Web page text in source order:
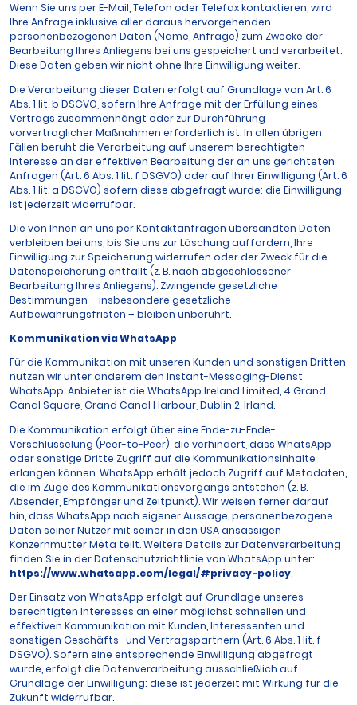
Wenn Sie uns per E-Mail, Telefon oder Telefax kontaktieren, wird
Ihre Anfrage inklusive aller daraus hervorgehenden
personenbezogenen Daten (Name, Anfrage) zum Zwecke der
Bearbeitung Ihres Anliegens bei uns gespeichert und verarbeitet.
Diese Daten geben wir nicht ohne Ihre Einwilligung weiter.
Die Verarbeitung dieser Daten erfolgt auf Grundlage von Art. 6
Abs. 1 lit. b DSGVO, sofern Ihre Anfrage mit der Erfüllung eines
Vertrags zusammenhängt oder zur Durchführung
vorvertraglicher Maßnahmen erforderlich ist. In allen übrigen
Fällen beruht die Verarbeitung auf unserem berechtigten
Interesse an der effektiven Bearbeitung der an uns gerichteten
Anfragen (Art. 6 Abs. 1 lit. f DSGVO) oder auf Ihrer Einwilligung (Art. 6
Abs. 1 lit. a DSGVO) sofern diese abgefragt wurde; die Einwilligung
ist jederzeit widerrufbar.
Die von Ihnen an uns per Kontaktanfragen übersandten Daten
verbleiben bei uns, bis Sie uns zur Löschung auffordern, Ihre
Einwilligung zur Speicherung widerrufen oder der Zweck für die
Datenspeicherung entfällt (z. B. nach abgeschlossener
Bearbeitung Ihres Anliegens). Zwingende gesetzliche
Bestimmungen – insbesondere gesetzliche
Aufbewahrungsfristen – bleiben unberührt.
Kommunikation via WhatsApp
Für die Kommunikation mit unseren Kunden und sonstigen Dritten
nutzen wir unter anderem den Instant-Messaging-Dienst
WhatsApp. Anbieter ist die WhatsApp Ireland Limited, 4 Grand
Canal Square, Grand Canal Harbour, Dublin 2, Irland.
Die Kommunikation erfolgt über eine Ende-zu-Ende-
Verschlüsselung (Peer-to-Peer), die verhindert, dass WhatsApp
oder sonstige Dritte Zugriff auf die Kommunikationsinhalte
erlangen können. WhatsApp erhält jedoch Zugriff auf Metadaten,
die im Zuge des Kommunikationsvorgangs entstehen (z. B.
Absender, Empfänger und Zeitpunkt). Wir weisen ferner darauf
hin, dass WhatsApp nach eigener Aussage, personenbezogene
Daten seiner Nutzer mit seiner in den USA ansässigen
Konzernmutter Meta teilt. Weitere Details zur Datenverarbeitung
finden Sie in der Datenschutzrichtlinie von WhatsApp unter:
https://www.whatsapp.com/legal/#privacy-policy.
Der Einsatz von WhatsApp erfolgt auf Grundlage unseres
berechtigten Interesses an einer möglichst schnellen und
effektiven Kommunikation mit Kunden, Interessenten und
sonstigen Geschäfts- und Vertragspartnern (Art. 6 Abs. 1 lit. f
DSGVO). Sofern eine entsprechende Einwilligung abgefragt
wurde, erfolgt die Datenverarbeitung ausschließlich auf
Grundlage der Einwilligung; diese ist jederzeit mit Wirkung für die
Zukunft widerrufbar.